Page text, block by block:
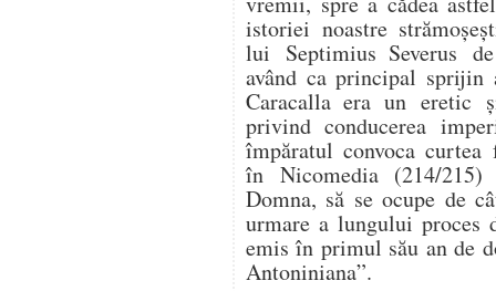
istoriei noastre
lui Septimius Severus
având ca principal sprijin
Caracalla era un eretic
privind conducerea
împăratul convoca
în Nicomedia (214/
Domna, să se ocupe de
urmare a lungului proces
emis în primul său an de
Antoniniana”.